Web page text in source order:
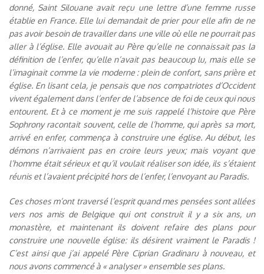
donné, Saint Silouane avait reçu une lettre d’une femme russe
établie en France. Elle lui demandait de prier pour elle afin de ne
pas avoir besoin de travailler dans une ville où elle ne pourrait pas
aller à l’église. Elle avouait au Père qu’elle ne connaissait pas la
définition de l’enfer, qu’elle n’avait pas beaucoup lu, mais elle se
l’imaginait comme la vie moderne : plein de confort, sans prière et
église. En lisant cela, je pensais que nos compatriotes d’Occident
vivent également dans l’enfer de l’absence de foi de ceux qui nous
entourent. Et à ce moment je me suis rappelé l’histoire que Père
Sophrony racontait souvent, celle de l’homme, qui après sa mort,
arrivé en enfer, commença à construire une église. Au début, les
démons n’arrivaient pas en croire leurs yeux; mais voyant que
l’homme était sérieux et qu’il voulait réaliser son idée, ils s’étaient
réunis et l’avaient précipité hors de l’enfer, l’envoyant au Paradis.
Ces choses m’ont traversé l’esprit quand mes pensées sont allées
vers nos amis de Belgique qui ont construit il y a six ans, un
monastère, et maintenant ils doivent refaire des plans pour
construire une nouvelle église: ils désirent vraiment le Paradis !
C’est ainsi que j’ai appelé Père Ciprian Gradinaru à nouveau, et
nous avons commencé à « analyser » ensemble ses plans.